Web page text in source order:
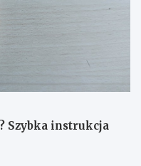
Szybka instrukcja